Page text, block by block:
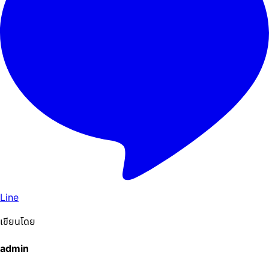
Line
เขียนโดย
admin